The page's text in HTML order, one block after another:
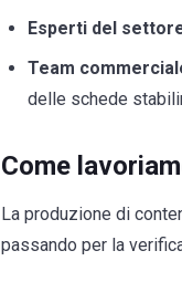
Esperti del
Team
delle schede
Come
La produzione di
passando per la